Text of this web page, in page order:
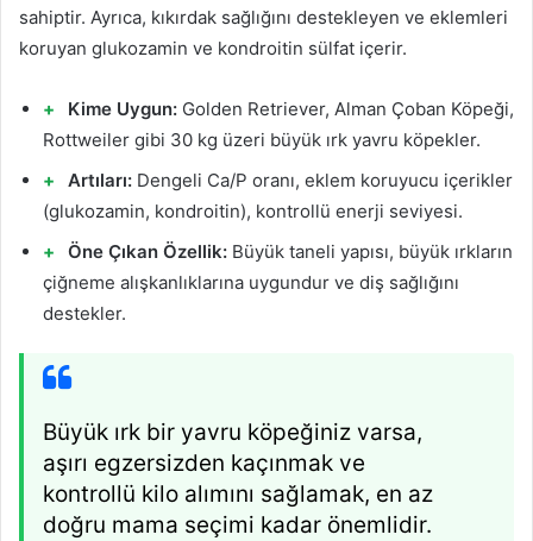
sahiptir. Ayrıca, kıkırdak sağlığını destekleyen ve eklemleri
koruyan glukozamin ve kondroitin sülfat içerir.
Kime Uygun: Golden Retriever, Alman Çoban Köpeği,
Rottweiler gibi 30 kg üzeri büyük ırk yavru köpekler.
Artıları: Dengeli Ca/P oranı, eklem koruyucu içerikler
(glukozamin, kondroitin), kontrollü enerji seviyesi.
Öne Çıkan Özellik: Büyük taneli yapısı, büyük ırkların
çiğneme alışkanlıklarına uygundur ve diş sağlığını
destekler.
Büyük ırk bir yavru köpeğiniz varsa,
aşırı egzersizden kaçınmak ve
kontrollü kilo alımını sağlamak, en az
doğru mama seçimi kadar önemlidir.